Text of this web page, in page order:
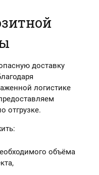
доставку
логистике
отгрузке.
объёма